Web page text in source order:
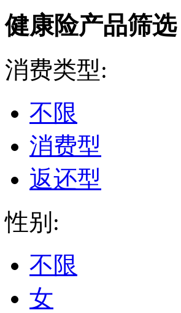
健康险产品筛选
消费类型:
不限
消费型
返还型
性别:
不限
女